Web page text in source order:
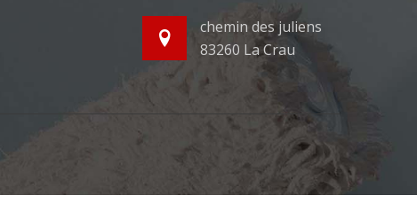
chemin des juliens
83260 La Crau